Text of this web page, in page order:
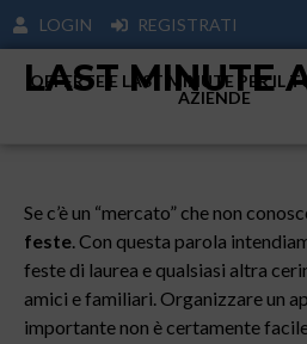
LOGIN REGISTRATI
LAST MINUTE
OFFERTE E LAST MINUTE PER IL
AZIENDE
Se c’è un “mercato” che non
feste. Con questa parola
feste di laurea e qualsiasi altra
amici e familiari. Organizzare un
importante non è certamente